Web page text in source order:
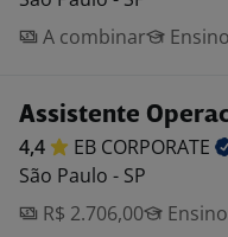
A combinar
Assistente
4,4 EB CORPORATE
São Paulo - SP
R$ 2.706,00